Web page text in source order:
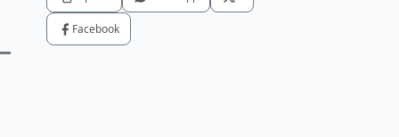
Facebook